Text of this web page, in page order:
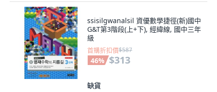
ssisilgwanalsil 資優數學捷徑(新)國中
G&T第3階段(上+下), 經緯線, 國中三年
級
首購折扣價$587
46% $313
缺貨